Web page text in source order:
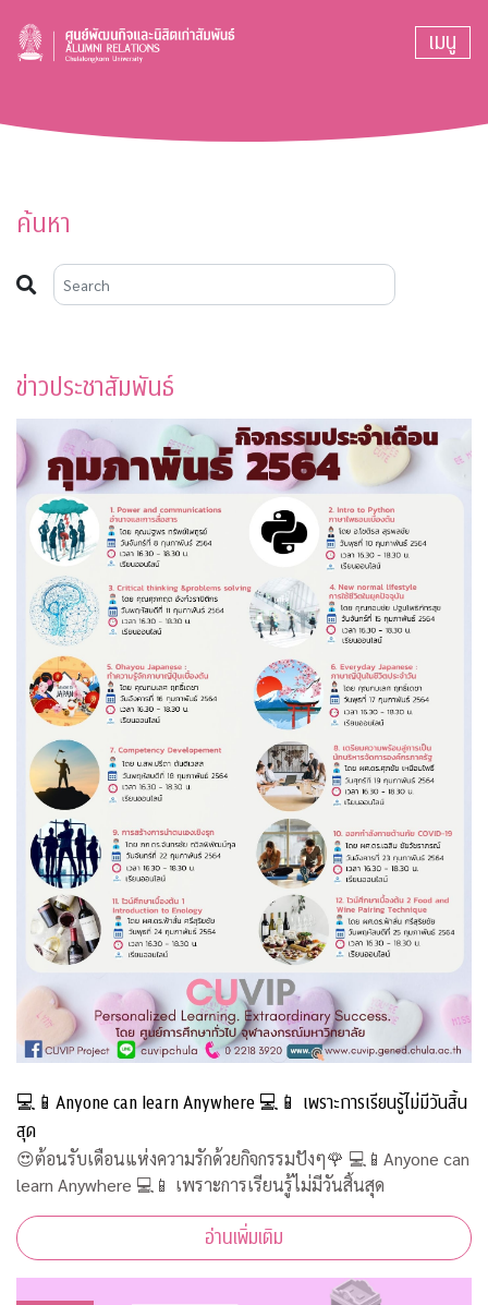
เมนู
ค้นหา
ข่าวประชาสัมพันธ์
💻📱Anyone can learn Anywhere 💻📱 เพราะการเรียนรู้ไม่มีวันสิ้น
สุด
😍ต้อนรับเดือนแห่งความรักด้วยกิจกรรมปังๆ🌹 💻📱Anyone can
learn Anywhere 💻📱 เพราะการเรียนรู้ไม่มีวันสิ้นสุด
อ่านเพิ่มเติม